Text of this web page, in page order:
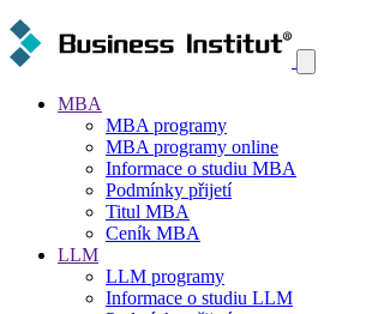
MBA
MBA programy
MBA programy online
Informace o studiu MBA
Podmínky přijetí
Titul MBA
Ceník MBA
LLM
LLM programy
Informace o studiu LLM